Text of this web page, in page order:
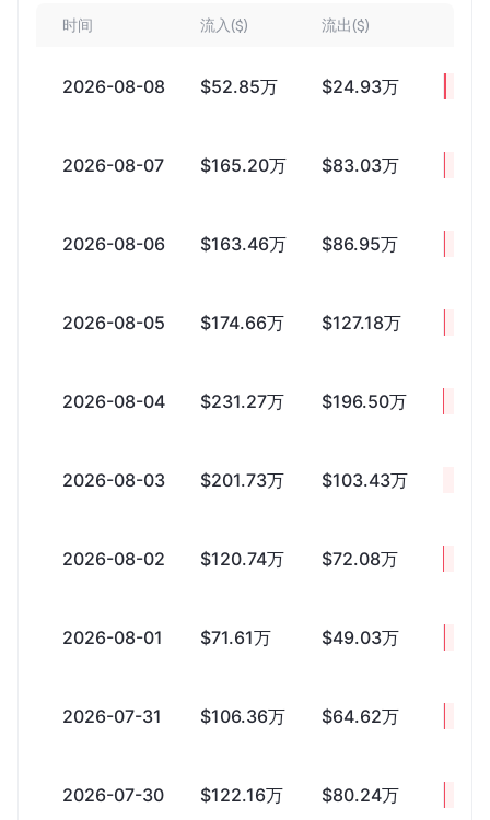
时间 流入($) 流出($)
2026-08-08 $52.85万 $24.93万
2026-08-07 $165.20万 $83.03万
2026-08-06 $163.46万 $86.95万
2026-08-05 $174.66万 $127.18万
2026-08-04 $231.27万 $196.50万
2026-08-03 $201.73万 $103.43万
2026-08-02 $120.74万 $72.08万
2026-08-01 $71.61万 $49.03万
2026-07-31 $106.36万 $64.62万
2026-07-30 $122.16万 $80.24万